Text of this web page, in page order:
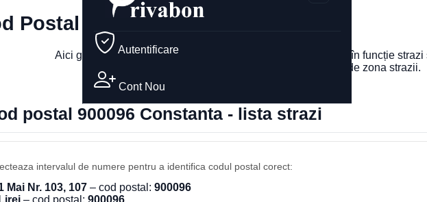
Autentificare
Cont Nou
Postal 900096 Constanta
Aici gasesti codul postal pentru
din Constanta, afisat în funcție strazi
imobilului. Codul postal poate diferi în funcție de zona strazii.
postal 900096 Constanta - lista strazi
intervalul de numere pentru a identifica codul postal corect:
Mai Nr. 103, 107 – cod postal: 900096